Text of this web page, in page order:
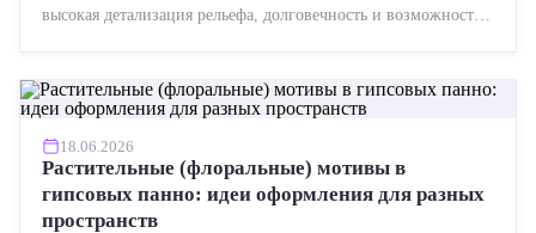
высокая детализация рельефа, долговечность и возможность
18.06.2026
Растительные (флоральные) мотивы в
гипсовых панно: идеи оформления для разных
пространств